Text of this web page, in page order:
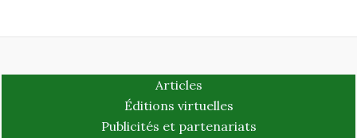
Articles
Éditions virtuelles
Publicités et partenariats